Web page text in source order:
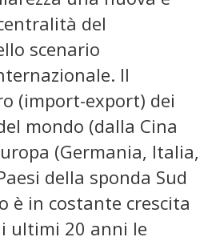
del
scenario
Il
(import-export) dei
mondo (dalla Cina
(Germania, Italia,
della sponda Sud
è in costante crescita
ultimi 20 anni le